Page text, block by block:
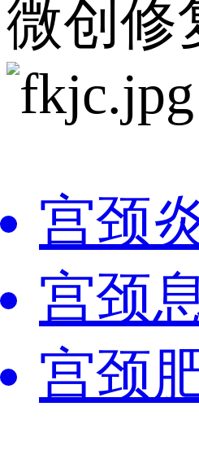
微创修
宫颈
宫颈
宫颈